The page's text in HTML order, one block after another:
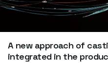
A new approach of
integrated in the